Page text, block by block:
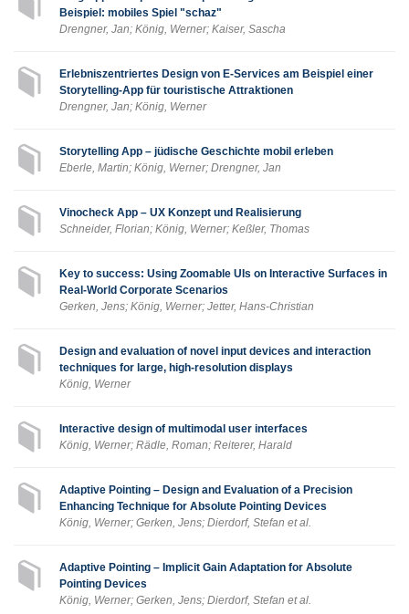
Beispiel: mobiles Spiel "schaz"
Drengner, Jan; König, Werner; Kaiser, Sascha
Erlebniszentriertes Design von E-Services am Beispiel einer
Storytelling-App für touristische Attraktionen
Drengner, Jan; König, Werner
Storytelling App – jüdische Geschichte mobil erleben
Eberle, Martin; König, Werner; Drengner, Jan
Vinocheck App – UX Konzept und Realisierung
Schneider, Florian; König, Werner; Keßler, Thomas
Key to success: Using Zoomable UIs on Interactive Surfaces in
Real-World Corporate Scenarios
Gerken, Jens; König, Werner; Jetter, Hans-Christian
Design and evaluation of novel input devices and interaction
techniques for large, high-resolution displays
König, Werner
Interactive design of multimodal user interfaces
König, Werner; Rädle, Roman; Reiterer, Harald
Adaptive Pointing – Design and Evaluation of a Precision
Enhancing Technique for Absolute Pointing Devices
König, Werner; Gerken, Jens; Dierdorf, Stefan et al.
Adaptive Pointing – Implicit Gain Adaptation for Absolute
Pointing Devices
König, Werner; Gerken, Jens; Dierdorf, Stefan et al.